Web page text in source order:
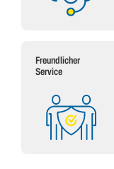
Freundlicher
Service